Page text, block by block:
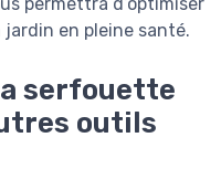
jardin en pleine santé.
serfouette
outils